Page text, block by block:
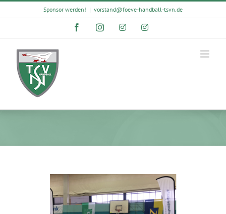
Skip
Sponsor werden! | vorstand@foeve-handball-tsvn.de
FacebookInstagramInstagramInstagram